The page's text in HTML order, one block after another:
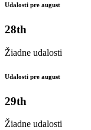
Udalosti pre august
28th
Žiadne udalosti
Udalosti pre august
29th
Žiadne udalosti